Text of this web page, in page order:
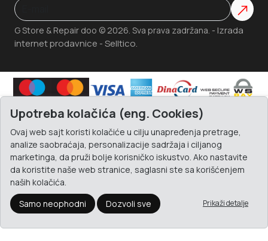
G Store & Repair doo © 2026. Sva prava zadržana. - Izrada
internet prodavnice - Selltico.
Upotreba kolačića (eng. Cookies)
Ovaj web sajt koristi kolačiće u cilju unapređenja pretrage,
analize saobraćaja, personalizacije sadržaja i ciljanog
marketinga, da pruži bolje korisničko iskustvo. Ako nastavite
da koristite naše web stranice, saglasni ste sa korišćenjem
naših kolačića.
Samo neophodni
Dozvoli sve Prikaži detalje